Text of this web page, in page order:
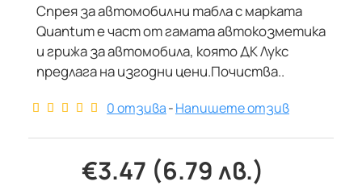
Спрея за автомобилни табла с марката
Quantum е част от гамата автокозметика
и грижа за автомобила, която ДК Лукс
предлага на изгодни цени.Почиства..
0 отзива-Напишете отзив
€3.47 (6.79 лв.)